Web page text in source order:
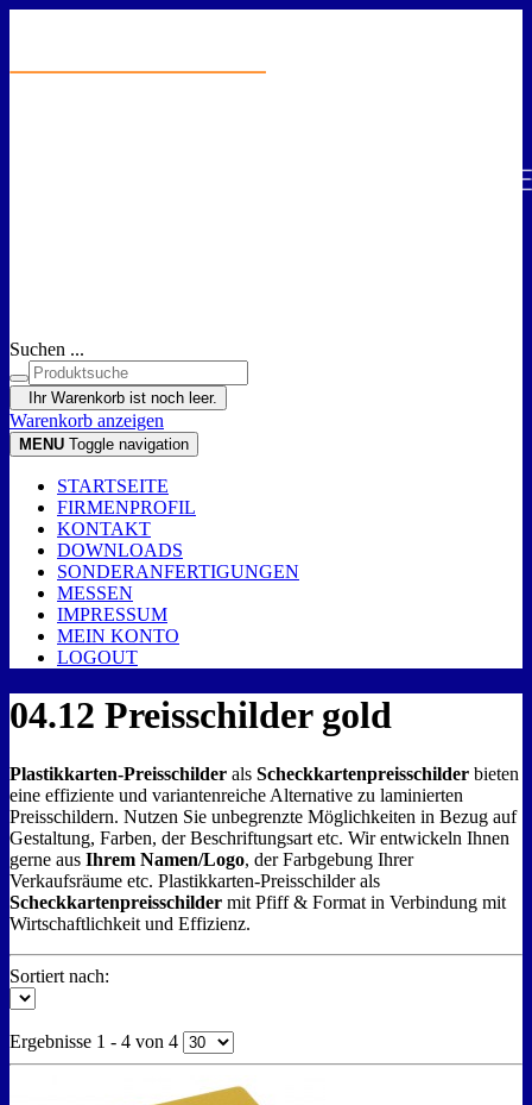
Suchen ...
Ihr Warenkorb ist noch leer.
Warenkorb anzeigen
MENU Toggle navigation
STARTSEITE
FIRMENPROFIL
KONTAKT
DOWNLOADS
SONDERANFERTIGUNGEN
MESSEN
IMPRESSUM
MEIN KONTO
LOGOUT
04.12 Preisschilder gold
Plastikkarten-Preisschilder als Scheckkartenpreisschilder bieten
eine effiziente und variantenreiche Alternative zu laminierten
Preisschildern. Nutzen Sie unbegrenzte Möglichkeiten in Bezug auf
Gestaltung, Farben, der Beschriftungsart etc. Wir entwickeln Ihnen
gerne aus Ihrem Namen/Logo, der Farbgebung Ihrer
Verkaufsräume etc. Plastikkarten-Preisschilder als
Scheckkartenpreisschilder mit Pfiff & Format in Verbindung mit
Wirtschaftlichkeit und Effizienz.
Sortiert nach:
Ergebnisse 1 - 4 von 4